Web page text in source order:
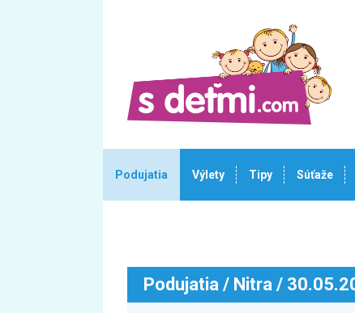
Podujatia Výlety Tipy Súťaže
Podujatia / Nitra /